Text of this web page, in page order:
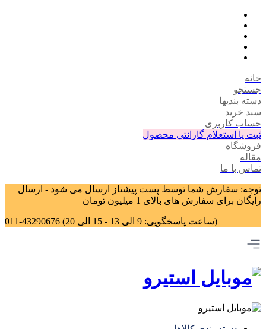
خانه
جستجو
دسته بندیها
سبد خرید
حساب کاربری
ثبت یا استعلام گارانتی محصول
فروشگاه
مقاله
تماس با ما
توجه: سفارش شما توسط پست پیشتاز ارسال می شود - ارسال
رایگان برای سفارش های بالای 1 میلیون تومان
011-43290676 (ساعت پاسخگویی: 9 الی 13 - 15 الی 20)